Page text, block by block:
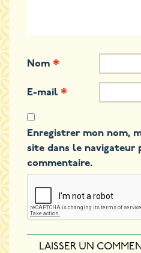
Nom *
E-mail *
Enregistrer mon nom,
site dans le navigateur
commentaire.